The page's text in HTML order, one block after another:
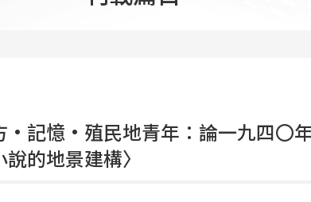
•記憶•殖民地青年：論一九四〇
的地景建構〉